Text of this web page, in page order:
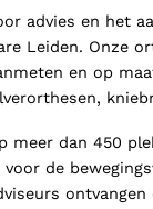
advies en het
Leiden. Onze
en op
meer dan 450
voor de